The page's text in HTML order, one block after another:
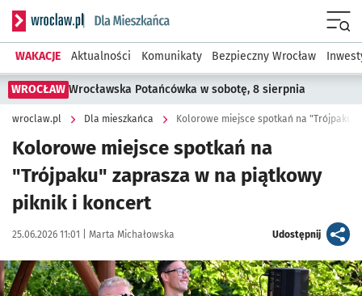
Serwis informacyjny wroclaw.pl podserwis: Dla mieszkańca
WAKACJE Aktualności Komunikaty Bezpieczny Wrocław
WROCŁAW Wrocławska Potańcówka w sobotę, 8 sierpnia
wroclaw.pl Dla mieszkańca Kolorowe miejsce spotkań na "Trójpaku"
Kolorowe miejsce spotkań na
"Trójpaku" zaprasza w na piątkowy
piknik i koncert
Data publikacji:
25.06.2026 11:01 | Autor:
Marta Michałowska Udostępnijartykuł
Kliknij, aby powiększyć